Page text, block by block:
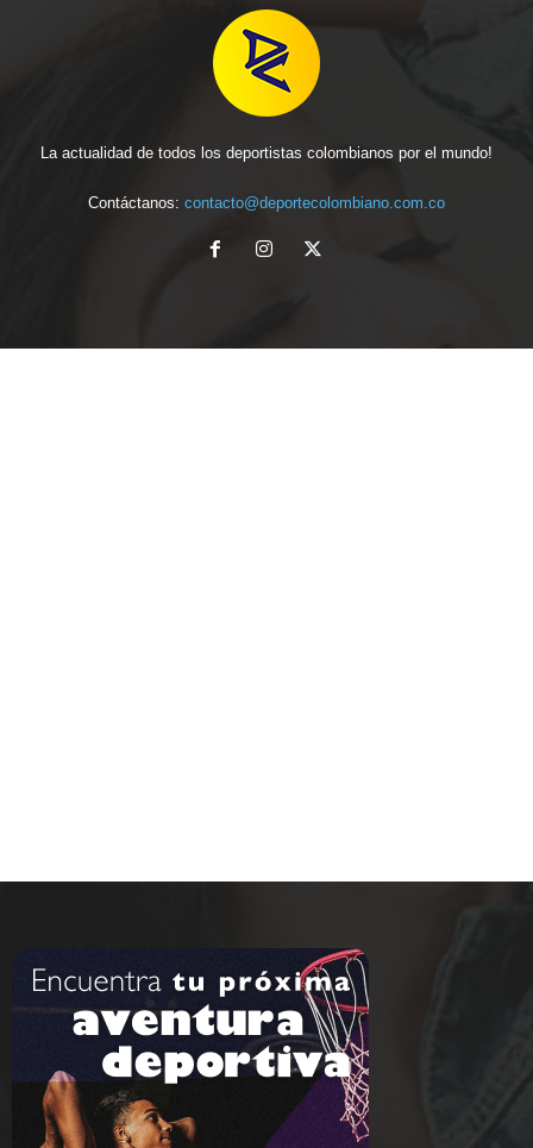
La actualidad de todos los deportistas colombianos por el mundo!
Contáctanos: contacto@deportecolombiano.com.co